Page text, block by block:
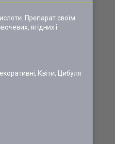
Препарат своїм
ягідних і
Квіти, Цибуля